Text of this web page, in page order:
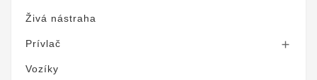
Živá nástraha
Prívlač 
Vozíky